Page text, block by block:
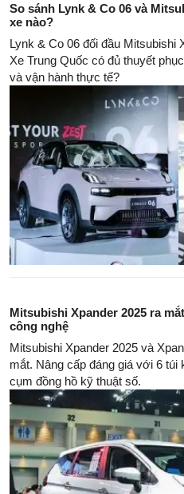
So sánh Lynk & Co 06 và
xe nào?
Lynk & Co 06 đối đầu Mitsubishi
Xe Trung Quốc có đủ thuyết
và vận hành thực tế?
Mitsubishi Xpander 2025 ra
công nghệ
Mitsubishi Xpander 2025 và
mắt. Nâng cấp đáng giá với 6
cụm đồng hồ kỹ thuật số.